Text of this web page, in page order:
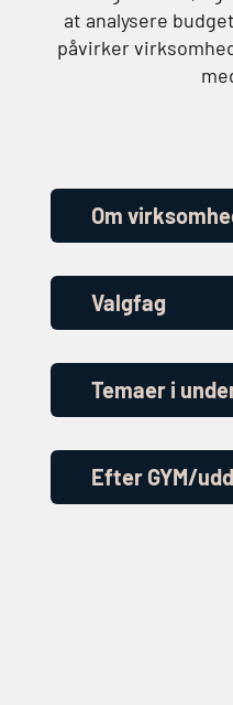
at analysere
påvirker
Om
Valgfag
Temaer i
Efter GYM/